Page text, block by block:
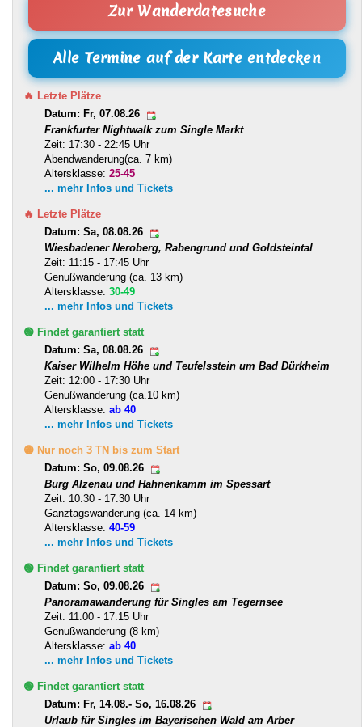
Zur Wanderdatesuche
Alle Termine auf der Karte entdecken
🔥 Letzte Plätze
Datum: Fr, 07.08.26
Frankfurter Nightwalk zum Single Markt
Zeit: 17:30 - 22:45 Uhr
Abendwanderung(ca. 7 km)
Altersklasse: 25-45
... mehr Infos und Tickets
🔥 Letzte Plätze
Datum: Sa, 08.08.26
Wiesbadener Neroberg, Rabengrund und Goldsteintal
Zeit: 11:15 - 17:45 Uhr
Genußwanderung (ca. 13 km)
Altersklasse: 30-49
... mehr Infos und Tickets
🟢 Findet garantiert statt
Datum: Sa, 08.08.26
Kaiser Wilhelm Höhe und Teufelsstein um Bad Dürkheim
Zeit: 12:00 - 17:30 Uhr
Genußwanderung (ca.10 km)
Altersklasse: ab 40
... mehr Infos und Tickets
🟡 Nur noch 3 TN bis zum Start
Datum: So, 09.08.26
Burg Alzenau und Hahnenkamm im Spessart
Zeit: 10:30 - 17:30 Uhr
Ganztagswanderung (ca. 14 km)
Altersklasse: 40-59
... mehr Infos und Tickets
🟢 Findet garantiert statt
Datum: So, 09.08.26
Panoramawanderung für Singles am Tegernsee
Zeit: 11:00 - 17:15 Uhr
Genußwanderung (8 km)
Altersklasse: ab 40
... mehr Infos und Tickets
🟢 Findet garantiert statt
Datum: Fr, 14.08.- So, 16.08.26
Urlaub für Singles im Bayerischen Wald am Arber